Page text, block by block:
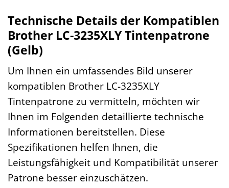
Technische Details der Kompatiblen
Brother LC-3235XLY Tintenpatrone
(Gelb)
Um Ihnen ein umfassendes Bild unserer
kompatiblen Brother LC-3235XLY
Tintenpatrone zu vermitteln, möchten wir
Ihnen im Folgenden detaillierte technische
Informationen bereitstellen. Diese
Spezifikationen helfen Ihnen, die
Leistungsfähigkeit und Kompatibilität unserer
Patrone besser einzuschätzen.